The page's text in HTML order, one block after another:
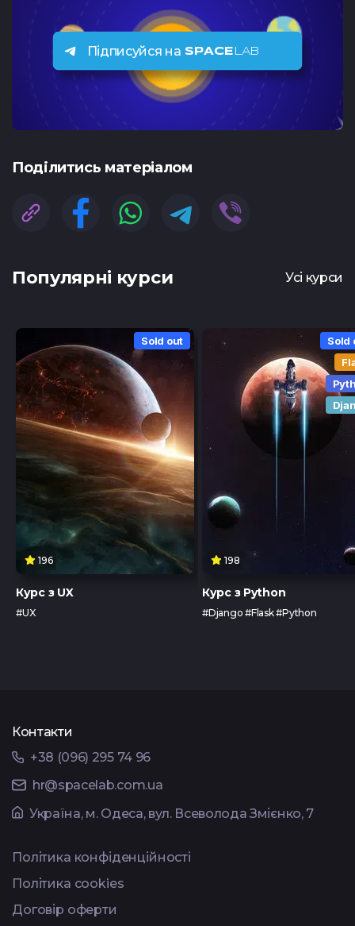
Підписуйся на SPACE LAB
Подiлитись матеріалом
Популярні курси Усі курси
Sold out
196
Курс з UX
#UX
Sold
198
Курс з Python
#Django #Flask #Python
Контакти
+38 (096) 295 74 96
hr@spacelab.com.ua
Українa, м. Одеса, вул. Всеволода Змієнко, 7
Політика конфіденційності
Політика cookies
Договір оферти